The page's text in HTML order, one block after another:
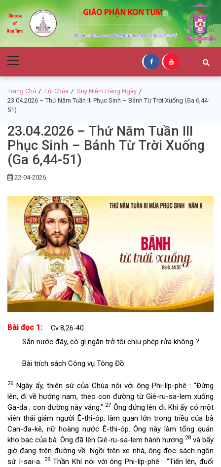
to
navigation
to
content
Giáo Phận Kon
Tum
Menu
Trang Chủ Lời Chúa
Suy Niệm Hằng Ngày
23.04.2026 – Thứ Năm Tuần III Phục Sinh – Bánh Từ Trời Xuống (Ga 6,44-
51)
23.04.2026 – Thứ Năm Tuần III
Phục Sinh – Bánh Từ Trời Xuống
(Ga 6,44-51)
22-04-2026
Bài đọc 1: Cv 8,26-40
Sẵn nước đây, có gì ngăn trở tôi chịu phép rửa không ?
Bài trích sách Công vụ Tông Đồ.
26 Ngày ấy, thiên sứ của Chúa nói với ông Phi-líp-phê : “Đứng
lên, đi về hướng nam, theo con đường từ Giê-ru-sa-lem xuống
Ga-da ; con đường này vắng.” 27 Ông đứng lên đi. Khi ấy có một
viên thái giám người Ê-thi-óp, làm quan lớn trong triều của bà
Can-đa-kê, nữ hoàng nước Ê-thi-óp. Ông này làm tổng quản
kho bạc của bà. Ông đã lên Giê-ru-sa-lem hành hương 28và bấy
giờ đang trên đường về. Ngồi trên xe nhà, ông đọc sách ngôn
sứ I-sai-a.
29Thần Khí nói với ông Phi-líp-phê : “Tiến lên, đuổi